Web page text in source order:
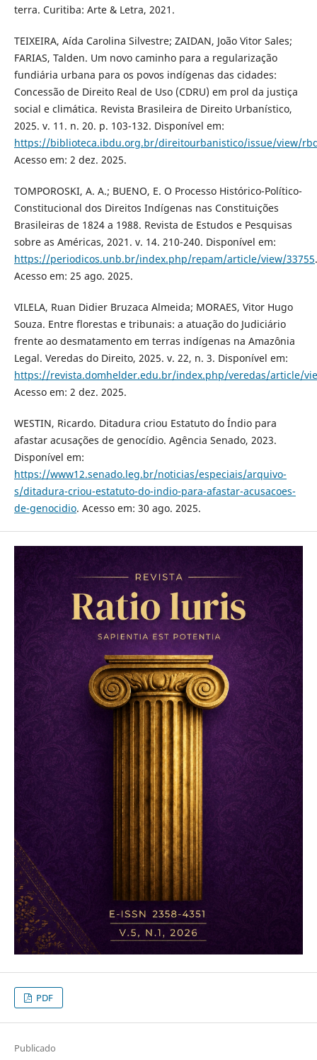
terra. Curitiba: Arte & Letra, 2021.
TEIXEIRA, Aída Carolina Silvestre; ZAIDAN, João Vitor Sales;
FARIAS, Talden. Um novo caminho para a regularização
fundiária urbana para os povos indígenas das cidades:
Concessão de Direito Real de Uso (CDRU) em prol da justiça
social e climática. Revista Brasileira de Direito Urbanístico,
2025. v. 11. n. 20. p. 103-132. Disponível em:
https://biblioteca.ibdu.org.br/direitourbanistico/issue/view/
Acesso em: 2 dez. 2025.
TOMPOROSKI, A. A.; BUENO, E. O Processo Histórico-Político-
Constitucional dos Direitos Indígenas nas Constituições
Brasileiras de 1824 a 1988. Revista de Estudos e Pesquisas
sobre as Américas, 2021. v. 14. 210-240. Disponível em:
https://periodicos.unb.br/index.php/repam/article/view/33755.
Acesso em: 25 ago. 2025.
VILELA, Ruan Didier Bruzaca Almeida; MORAES, Vitor Hugo
Souza. Entre florestas e tribunais: a atuação do Judiciário
frente ao desmatamento em terras indígenas na Amazônia
Legal. Veredas do Direito, 2025. v. 22, n. 3. Disponível em:
https://revista.domhelder.edu.br/index.php/veredas/article/
Acesso em: 2 dez. 2025.
WESTIN, Ricardo. Ditadura criou Estatuto do Índio para
afastar acusações de genocídio. Agência Senado, 2023.
Disponível em:
https://www12.senado.leg.br/noticias/especiais/arquivo-
s/ditadura-criou-estatuto-do-indio-para-afastar-acusacoes-
de-genocidio. Acesso em: 30 ago. 2025.
PDF
Publicado